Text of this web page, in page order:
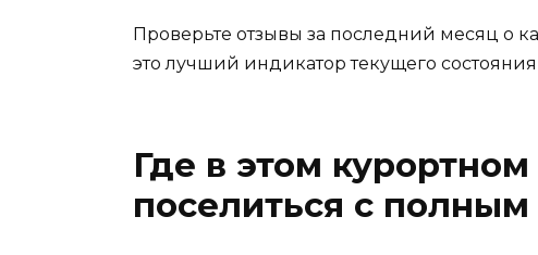
Проверьте отзывы за последний месяц о
это лучший индикатор текущего
Где в этом
поселиться с